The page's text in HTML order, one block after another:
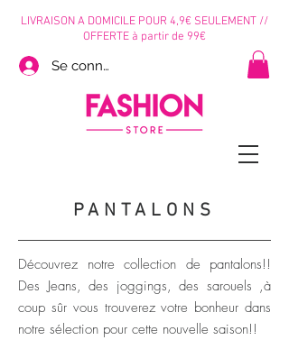
LIVRAISON A DOMICILE POUR 4,9€ SEULEMENT //
OFFERTE à partir de 99€
Se connecter
PANTALONS
Découvrez notre collection de pantalons!!
Des Jeans, des joggings, des sarouels ,à
coup sûr vous trouverez votre bonheur dans
notre sélection pour cette nouvelle saison!!